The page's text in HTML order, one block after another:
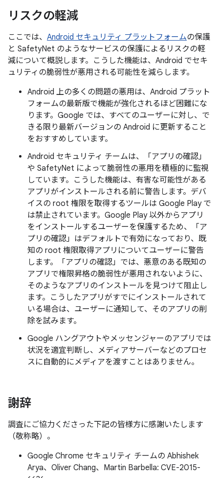
リスクの軽減
ここでは、 Android セキュリティ プラットフォームの保護
と SafetyNet のようなサービスの保護によるリスクの軽
減について概説します。こうした機能は、Android でセキ
ュリティの脆弱性が悪用される可能性を減らします。
Android 上の多くの問題の悪用は、Android プラット
フォームの最新版で機能が強化されるほど困難にな
ります。Google では、すべてのユーザーに対し、で
きる限り最新バージョンの Android に更新すること
をおすすめしています。
Android セキュリティ チームは、「アプリの確認」
や SafetyNet によって脆弱性の悪用を積極的に監視
しています。こうした機能は、有害な可能性がある
アプリがインストールされる前に警告します。デバ
イスの root 権限を取得するツールは Google Play で
は禁止されています。Google Play 以外からアプリ
をインストールするユーザーを保護するため、「ア
プリの確認」はデフォルトで有効になっており、既
知の root 権限取得アプリについてユーザーに警告
します。「アプリの確認」では、悪意のある既知の
アプリで権限昇格の脆弱性が悪用されないように、
そのようなアプリのインストールを見つけて阻止し
ます。こうしたアプリがすでにインストールされて
いる場合は、ユーザーに通知して、そのアプリの削
除を試みます。
Google ハングアウトやメッセンジャーのアプリでは
状況を適宜判断し、メディアサーバーなどのプロセ
スに自動的にメディアを渡すことはありません。
謝辞
調査にご協力くださった下記の皆様方に感謝いたします
（敬称略）。
Google Chrome セキュリティ チームの Abhishek
Arya、Oliver Chang、Martin Barbella: CVE-2015-